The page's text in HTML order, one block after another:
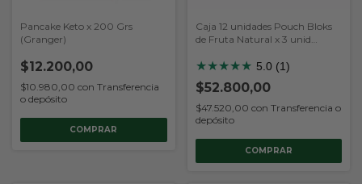
Pancake Keto x 200 Grs
(Granger)
$12.200,00
$10.980,00 con Transferencia
o depósito
COMPRAR
Caja 12 unidades Pouch Bloks
de Fruta Natural x 3 unid
★★★★★ 5.0 (1)
$52.800,00
$47.520,00 con Transferencia o
depósito
COMPRAR